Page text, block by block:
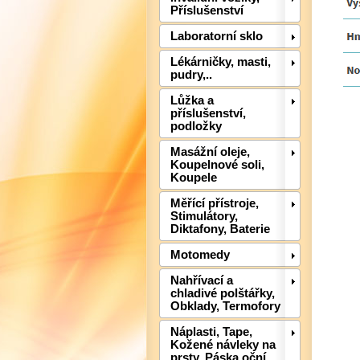
Příslušenství
Laboratorní sklo
Lékárničky, masti,
pudry,..
Lůžka a
příslušenství,
podložky
Masážní oleje,
Koupelnové soli,
Koupele
Měřící přístroje,
Stimulátory,
Diktafony, Baterie
Motomedy
Nahřívací a
chladivé polštářky,
Obklady, Termofory
Náplasti, Tape,
Kožené návleky na